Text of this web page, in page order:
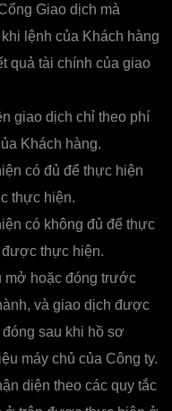
Giao dịch mà
lệnh của Khách hàng
quả tài chính của giao
giao dịch chỉ theo phí
Khách hàng.
có đủ để thực hiện
thực hiện.
có không đủ để thực
được thực hiện.
mở hoặc đóng trước
và giao dịch được
sau khi hồ sơ
máy chủ của Công ty.
diện theo các quy tắc